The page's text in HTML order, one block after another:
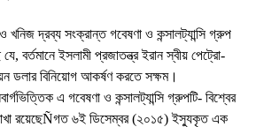
ও খনিজ দ্রব্য সংক্রান্ত গবেষণা ও কন্সালট্যান্সি গ্রুপ
বর্তমানে ইসলামী প্রজাতন্ত্র ইরান স্বীয় পেট্রো-
ডলার বিনিয়োগ আকর্ষণ করতে সক্ষম।
এ গবেষণা ও কন্সালট্যান্সি গ্রুপটি- বিশ্বের
রয়েছেÑগত ৬ই ডিসেম্বর (২০১৫) ইস্যুকৃত এক